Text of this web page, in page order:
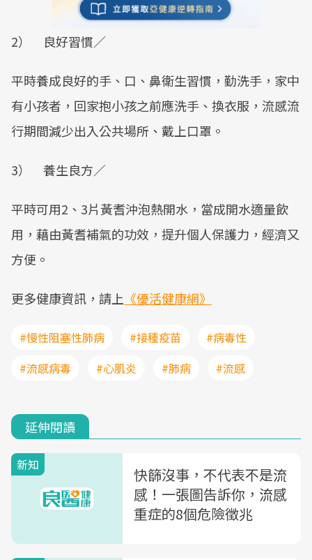
2） 良好習慣／
平時養成良好的手、口、鼻衛生習慣，勤洗手，家中
有小孩者，回家抱小孩之前應洗手、換衣服，流感流
行期間減少出入公共場所、戴上口罩。
3） 養生良方／
平時可用2、3片黃耆沖泡熱開水，當成開水適量飲
用，藉由黃耆補氣的功效，提升個人保護力，經濟又
方便。
更多健康資訊，請上 《優活健康網》
#慢性阻塞性肺病 #接種疫苗
#病毒性
#流感病毒
#心肌炎 #肺病 #流感
延伸閱讀
新知
快篩沒事，不代表不是流
感！一張圖告訴你，流感
重症的8個危險徵兆